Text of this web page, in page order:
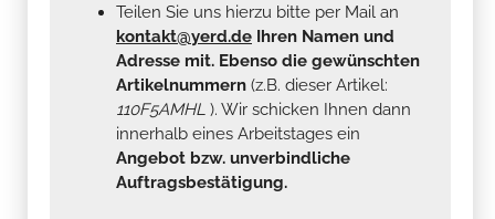
Teilen Sie uns hierzu bitte per Mail an
kontakt@yerd.de Ihren Namen und
Adresse mit. Ebenso die gewünschten
Artikelnummern (z.B. dieser Artikel:
110F5AMHL ). Wir schicken Ihnen dann
innerhalb eines Arbeitstages ein
Angebot bzw. unverbindliche
Auftragsbestätigung.